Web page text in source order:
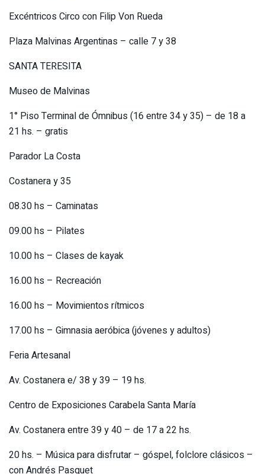
Excéntricos Circo con Filip Von Rueda
Plaza Malvinas Argentinas – calle 7 y 38
SANTA TERESITA
Museo de Malvinas
1° Piso Terminal de Ómnibus (16 entre 34 y 35) – de 18 a
21 hs. – gratis
Parador La Costa
Costanera y 35
08.30 hs – Caminatas
09.00 hs – Pilates
10.00 hs – Clases de kayak
16.00 hs – Recreación
16.00 hs – Movimientos rítmicos
17.00 hs – Gimnasia aeróbica (jóvenes y adultos)
Feria Artesanal
Av. Costanera e/ 38 y 39 – 19 hs.
Centro de Exposiciones Carabela Santa María
Av. Costanera entre 39 y 40 – de 17 a 22 hs.
20 hs. – Música para disfrutar – góspel, folclore clásicos –
con Andrés Pasquet